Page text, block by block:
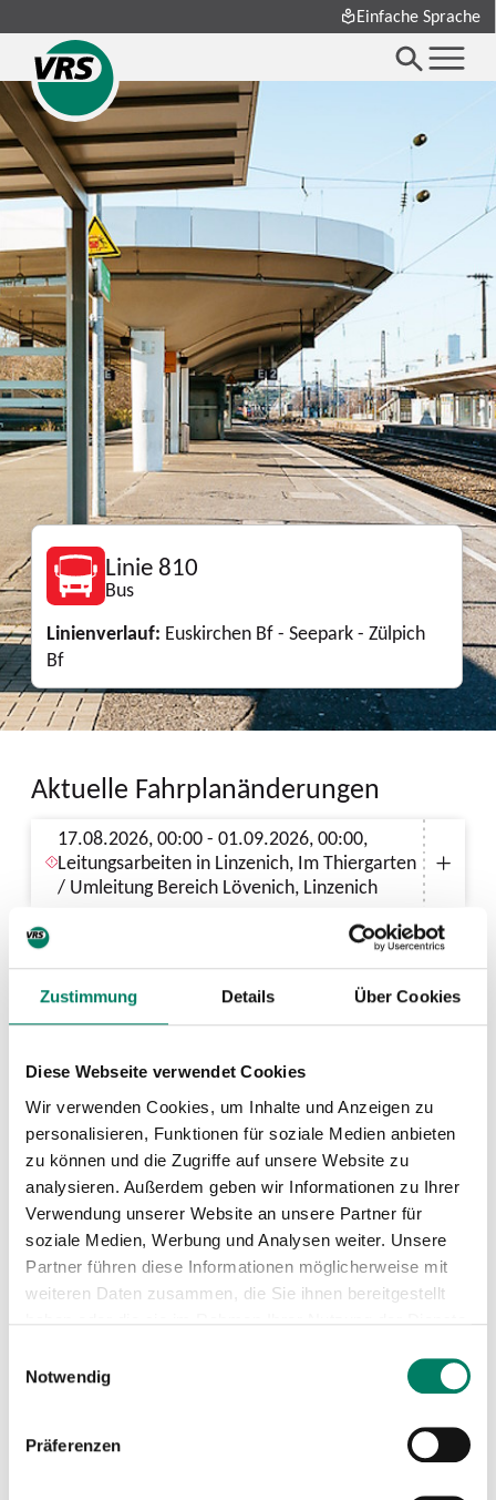
Zustimmung Details Über Cookies
Diese Webseite verwendet Cookies
Wir verwenden Cookies, um Inhalte und Anzeigen zu
personalisieren, Funktionen für soziale Medien anbieten
zu können und die Zugriffe auf unsere Website zu
analysieren. Außerdem geben wir Informationen zu Ihrer
Verwendung unserer Website an unsere Partner für
soziale Medien, Werbung und Analysen weiter. Unsere
Partner führen diese Informationen möglicherweise mit
weiteren Daten zusammen, die Sie ihnen bereitgestellt
Notwendig
Präferenzen
Einfache Sprache
Linie 810
Bus
Linienverlauf: Euskirchen Bf - Seepark - Zülpich
Bf
Aktuelle Fahrplanänderungen
17.08.2026, 00:00 - 01.09.2026, 00:00,
Leitungsarbeiten in Linzenich, Im Thiergarten
/ Umleitung Bereich Lövenich, Linzenich
Umleitung aufgrund des Festivals "Into The
PDF4.8 MIB
Linienkarte
PDF107 KIB
Mini-Fahrplan
https://www.rvk.de